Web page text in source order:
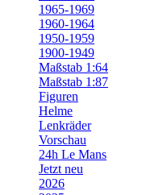
1965-1969
1960-1964
1950-1959
1900-1949
Maßstab 1:64
Maßstab 1:87
Figuren
Helme
Lenkräder
Vorschau
24h Le Mans
Jetzt neu
2026